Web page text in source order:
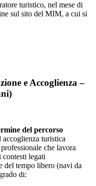
turistico, nel mese di
sul sito del MIM, a cui si
e Accoglienza –
del percorso
turistica
che lavora
contesti legati
del tempo libero (navi da
di: